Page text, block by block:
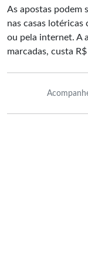
As apostas podem
nas casas lotéricas
ou pela internet. A
marcadas, custa